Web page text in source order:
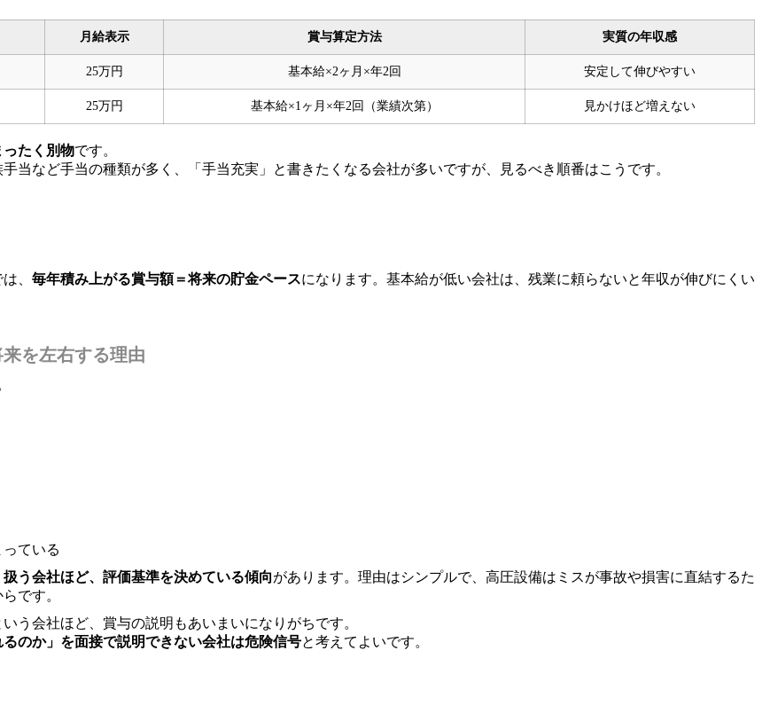
月給表示 賞与算定方法 実質の年収感
25万円 基本給×2ヶ月×年2回 安定して伸びやすい
25万円 基本給×1ヶ月×年2回（業績次第） 見かけほど増えない
たく別物です。
当など手当の種類が多く、「手当充実」と書きたくなる会社が多いですが、見るべき順番はこうです。
、 毎年積み上がる賞与額＝将来の貯金ペースになります。基本給が低い会社は、残業に頼らないと年収が伸びにくい
を左右する理由
ている
う会社ほど、評価基準を決めている傾向があります。理由はシンプルで、高圧設備はミスが事故や損害に直結するた
です。
う会社ほど、賞与の説明もあいまいになりがちです。
るのか」を面接で説明できない会社は危険信号と考えてよいです。